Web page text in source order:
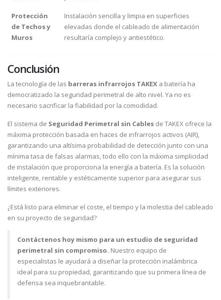
Protección
de Techos y
Muros
Instalación sencilla y limpia en superficies
elevadas donde el cableado de alimentación
resultaría complejo y antiestético.
Conclusión
La tecnología de las barreras infrarrojos TAKEX a batería ha
democratizado la seguridad perimetral de alto nivel. Ya no es
necesario sacrificar la fiabilidad por la comodidad.
El sistema de Seguridad Perimetral sin Cables de TAKEX ofrece la
máxima protección basada en haces de infrarrojos activos (AIR),
garantizando una altísima probabilidad de detección junto con una
mínima tasa de falsas alarmas, todo ello con la máxima simplicidad
de instalación que proporciona la energía a batería. Es la solución
inteligente, rentable y estéticamente superior para asegurar sus
límites exteriores.
¿Está listo para eliminar el coste, el tiempo y la molestia del cableado
en su proyecto de seguridad?
Contáctenos hoy mismo para un estudio de seguridad
perimetral sin compromiso. Nuestro equipo de
especialistas le ayudará a diseñar la protección inalámbrica
ideal para su propiedad, garantizando que su primera línea de
defensa sea inquebrantable.